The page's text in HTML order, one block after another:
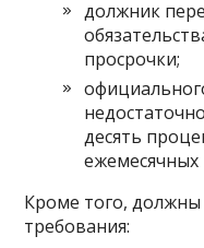
должник
просрочки;
десять
Кроме того,
требования: